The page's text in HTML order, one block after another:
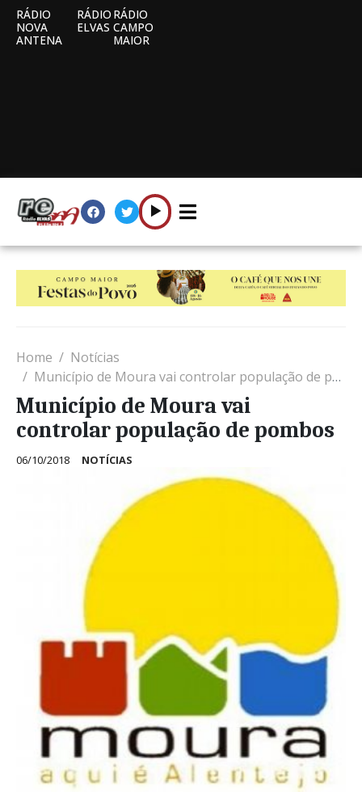
RÁDIO
NOVA
ANTENA
RÁDIO
ELVAS
RÁDIO
CAMPO
MAIOR
Home
Notícias
Município de Moura vai controlar população de pombos
Município de Moura vai
controlar população de pombos
06/10/2018 NOTÍCIAS